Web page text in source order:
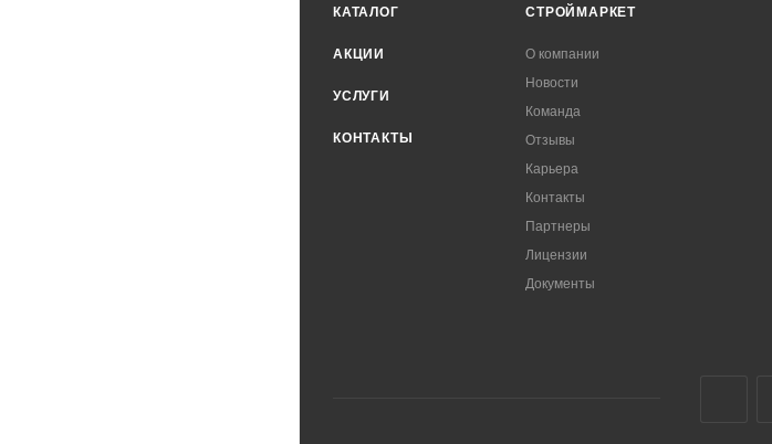
КАТАЛОГ
АКЦИИ
УСЛУГИ
КОНТАКТЫ
СТРОЙМАРКЕТ
О компании
Новости
Команда
Отзывы
Карьера
Контакты
Партнеры
Лицензии
Документы